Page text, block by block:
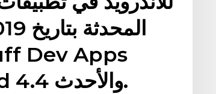
ومتوافق مع هواتف Android 4.4 والأحدث.